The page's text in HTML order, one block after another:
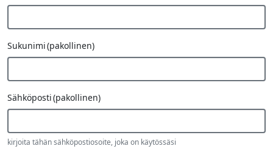
Number
Sukunimi(pakollinen)
Sähköposti(pakollinen)
kirjoita tähän sähköpostiosoite, joka on käytössäsi